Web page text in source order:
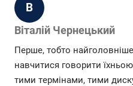
В
Віталій Чернецький
Перше, тобто
навчитися говорити
тими термінами, тими